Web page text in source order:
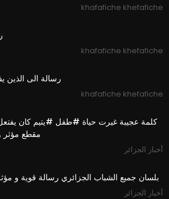
khafafiche khefafiche
khafafiche khefafiche
رسالة الى
khafafiche khefafiche
كلمة عجيبة غيرت حياة #طفل #يتيم كان
مقطع مؤثر
أخبار الجزائر
بلسان جميع الشباب الجزائري رسالة قوية و
أخبار الجزائر